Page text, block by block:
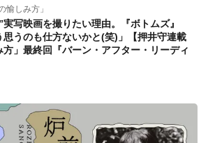
愉しみ方」
写映画を撮りたい理由。『ボトムズ』
思うのも仕方ないかと(笑)」【押井守連載
方」最終回『バーン・アフター・リーディ